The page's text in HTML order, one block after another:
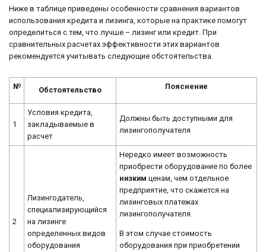
Ниже в таблице приведены особенности сравнения вариантов
использования кредита и лизинга, которые на практике помогут
определиться с тем, что лучше – лизинг или кредит. При
сравнительных расчетах эффективности этих вариантов
рекомендуется учитывать следующие обстоятельства.
№ Обстоятельство Пояснение
1
Условия кредита,
закладываемые в
расчет
Должны быть доступными для
лизингополучателя
2
Лизингодатель,
специализирующийся
на лизинге
определенных видов
оборудования
Нередко имеет возможность
приобрести оборудование по более
низким ценам, чем отдельное
предприятие, что скажется на
лизинговых платежах
лизингополучателя.
В этом случае стоимость
оборудования при приобретении